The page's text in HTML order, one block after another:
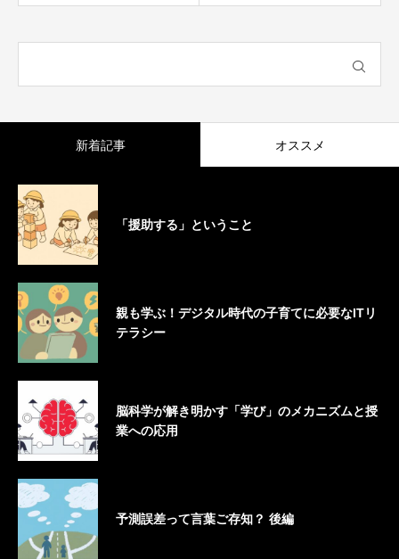
新着記事 オススメ
「援助する」ということ
親も学ぶ！デジタル時代の子育てに必要なITリ
テラシー
脳科学が解き明かす「学び」のメカニズムと授
業への応用
予測誤差って言葉ご存知？ 後編